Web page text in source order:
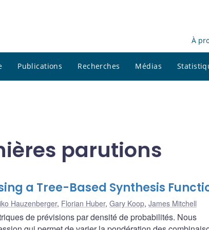
À
Publications Recherches Médias
parutions
a Tree-Based Synthesis
Hauzenberger, Florian Huber, Gary Koop, James Mitchell
de prévisions par densité de probabilités. Nous